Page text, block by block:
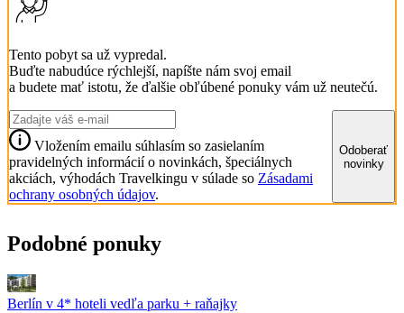
Tento pobyt sa už vypredal.
Buďte nabudúce rýchlejší, napíšte nám svoj email
a budete mať istotu, že ďalšie obľúbené ponuky vám už neutečú.
Vložením emailu súhlasím so zasielaním
pravidelných informácií o novinkách, špeciálnych
akciách, výhodách Travelkingu v súlade so Zásadami
ochrany osobných údajov.
Odoberať
novinky
Podobné ponuky
Berlín v 4* hoteli vedľa parku + raňajky